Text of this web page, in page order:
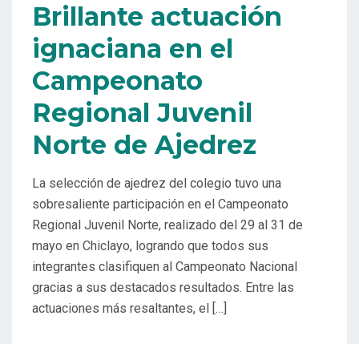
Brillante actuación
ignaciana en el
Campeonato
Regional Juvenil
Norte de Ajedrez
La selección de ajedrez del colegio tuvo una
sobresaliente participación en el Campeonato
Regional Juvenil Norte, realizado del 29 al 31 de
mayo en Chiclayo, logrando que todos sus
integrantes clasifiquen al Campeonato Nacional
gracias a sus destacados resultados. Entre las
actuaciones más resaltantes, el […]